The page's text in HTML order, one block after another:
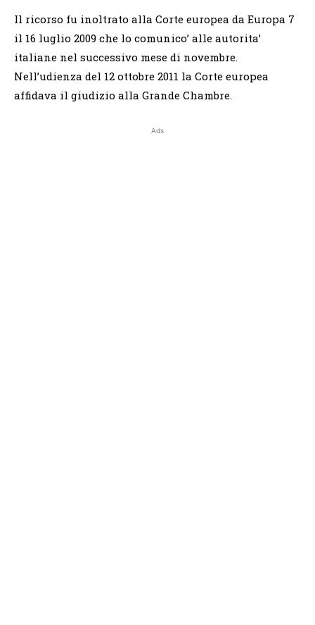
Il ricorso fu inoltrato alla Corte europea da Europa 7
il 16 luglio 2009 che lo comunico’ alle autorita’
italiane nel successivo mese di novembre.
Nell’udienza del 12 ottobre 2011 la Corte europea
affidava il giudizio alla Grande Chambre.
Ads